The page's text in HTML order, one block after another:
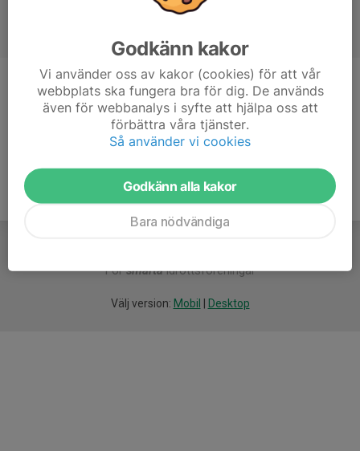
Titel
Tränare
Ålder
39 år
Försmartaidrottsföreningar
Välj version: Mobil Desktop
Godkänn kakor
Vi använder oss av kakor (cookies) för att vår
webbplats ska fungera bra för dig. De används
även för webbanalys i syfte att hjälpa oss att
förbättra våra tjänster.
Så använder vi cookies
Godkänn alla kakor
Bara nödvändiga